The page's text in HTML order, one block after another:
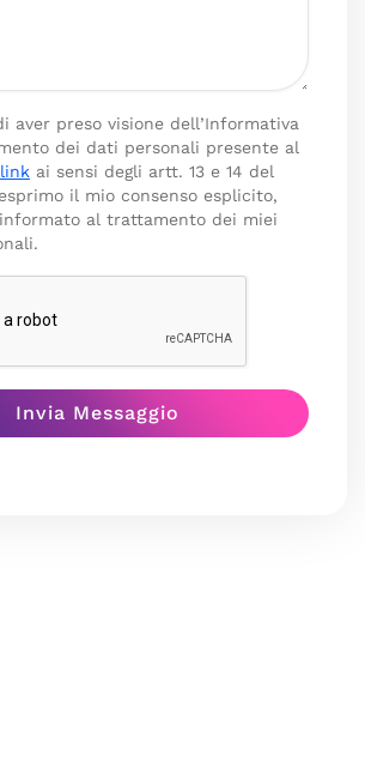
aver preso visione dell’Informativa
dei dati personali presente al
link ai sensi degli artt. 13 e 14 del
il mio consenso esplicito,
al trattamento dei miei